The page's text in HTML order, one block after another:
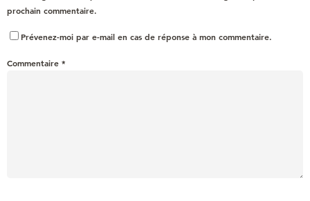
prochain commentaire.
Prévenez-moi par e-mail en cas de réponse à mon commentaire.
Commentaire *